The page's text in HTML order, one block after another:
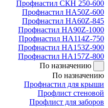
Профнастил СКН 250-600
Профнастил НА50Z-600
Профнастил НА60Z-845
Профнастил НА90Z-1000
Профнастил НА114Z-750
Профнастил НА153Z-900
Профнастил НА157Z-800
По назначению
По назначению
Профнастил для крыши
Профлист стеновой
Профлист для заборов